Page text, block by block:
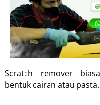
Scratch remover
bentuk cairan atau pasta.